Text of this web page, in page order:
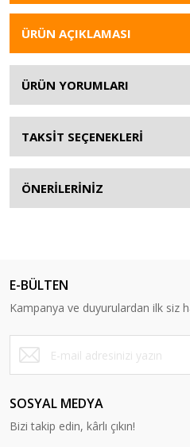
ÜRÜN AÇIKLAMASI
ÜRÜN YORUMLARI
TAKSİT SEÇENEKLERİ
ÖNERİLERİNİZ
E-BÜLTEN
Kampanya ve duyurulardan ilk siz
SOSYAL MEDYA
Bizi takip edin, kârlı çıkın!